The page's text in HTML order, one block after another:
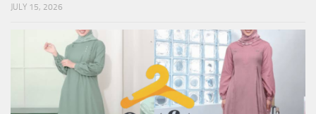
JULY 15, 2026